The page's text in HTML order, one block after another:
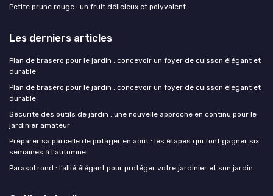
Petite prune rouge : un fruit délicieux et polyvalent
Les derniers articles
Plan de brasero pour le jardin : concevoir un foyer de cuisson élégant et
durable
Plan de brasero pour le jardin : concevoir un foyer de cuisson élégant et
durable
Sécurité des outils de jardin : une nouvelle approche en continu pour le
jardinier amateur
Préparer sa parcelle de potager en août : les étapes qui font gagner six
semaines à l'automne
Parasol rond : l’allié élégant pour protéger votre jardinier et son jardin